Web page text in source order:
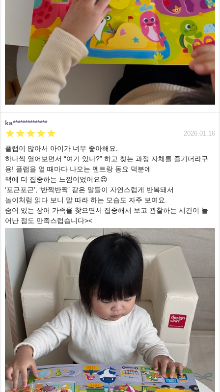
ka**************
 2026.01.16
플랩이 많아서 아이가 너무 좋아해요.
하나씩 열어보면서 “여기 있나?” 하고 찾는 과정 자체를 즐기더라구
용! 플랩을 열 때마다 나오는 멘트랑 동요 덕분에
책에 더 집중하는 느낌이었어요😍
‘포근포근’, ‘반짝반짝’ 같은 말들이 자연스럽게 반복돼서
놀이처럼 읽다 보니 말 따라 하는 모습도 자주 보여요.
숨어 있는 상어 가족을 찾으면서 집중해서 보고 관찰하는 시간이 늘
어난 점도 만족스럽습니다><